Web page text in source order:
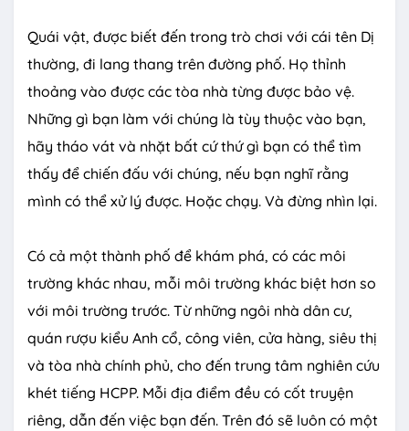
t
e
Quái vật, được biết đến trong trò chơi với cái tên Dị
thường, đi lang thang trên đường phố. Họ thỉnh
thoảng vào được các tòa nhà từng được bảo vệ.
Những gì bạn làm với chúng là tùy thuộc vào bạn,
hãy tháo vát và nhặt bất cứ thứ gì bạn có thể tìm
thấy để chiến đấu với chúng, nếu bạn nghĩ rằng
mình có thể xử lý được. Hoặc chạy. Và đừng nhìn lại.
Có cả một thành phố để khám phá, có các môi
trường khác nhau, mỗi môi trường khác biệt hơn so
với môi trường trước. Từ những ngôi nhà dân cư,
quán rượu kiểu Anh cổ, công viên, cửa hàng, siêu thị
và tòa nhà chính phủ, cho đến trung tâm nghiên cứu
khét tiếng HCPP. Mỗi địa điểm đều có cốt truyện
riêng, dẫn đến việc bạn đến. Trên đó sẽ luôn có một